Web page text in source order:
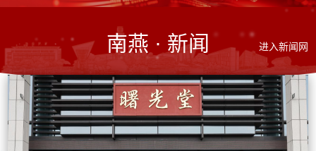
南燕 · 新闻 进入新闻网